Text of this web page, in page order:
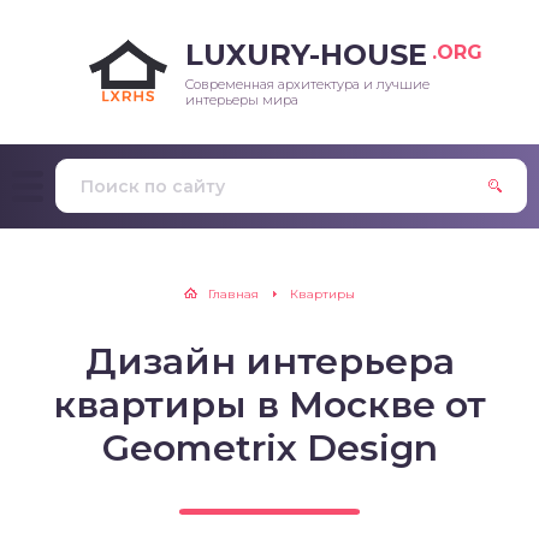
LUXURY-HOUSE .ORG
Современная архитектура и лучшие
интерьеры мира
Главная Квартиры
Дизайн интерьера
квартиры в Москве от
Geometrix Design